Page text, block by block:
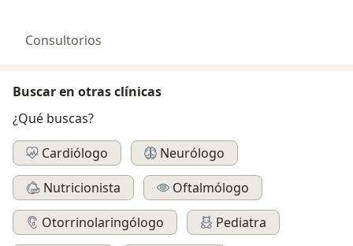
Consultorios
Buscar en otras clínicas
¿Qué buscas?
Cardiólogo
Neurólogo
Nutricionista
Oftalmólogo
Otorrinolaringólogo
Pediatra